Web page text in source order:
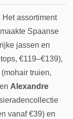
assortiment
Spaanse
jassen en
€119–€139),
(mohair truien,
Alexandre
vanaf €39) en